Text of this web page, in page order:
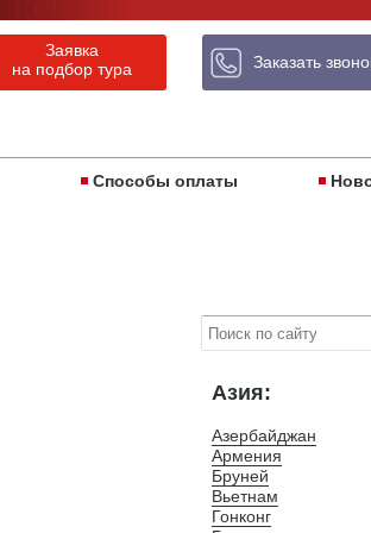
Заявка
на подбор тура
Заказать
Способы оплаты
Азия:
Азербайджан
Армения
Бруней
Вьетнам
Гонконг